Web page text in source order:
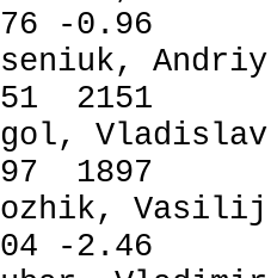
-0.96
2151
1897
-2.46